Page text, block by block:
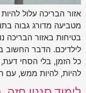
אזור הבריכה עלול
מטביעה מדורג גבוה
בטיחות באזור הבריכה
לילדיכם. הדבר החשוב
כל הזמן, בלי הסחי
להיות, להיות ממש, עם